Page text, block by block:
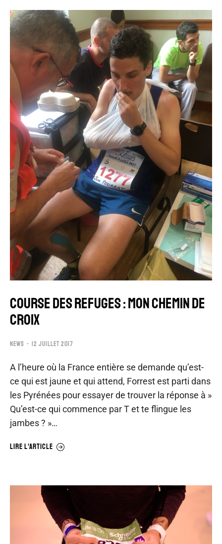
COURSE DES REFUGES : MON CHEMIN DE
CROIX
NEWS 12 JUILLET 2017
A l’heure où la France entière se demande qu’est-
ce qui est jaune et qui attend, Forrest est parti dans
les Pyrénées pour essayer de trouver la réponse à »
Qu’est-ce qui commence par T et te flingue les
jambes ? »…
LIRE L'ARTICLE